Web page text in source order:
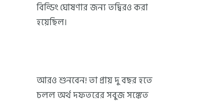
বিল্ডিং ঘোষণার জন্য তদ্বিরও করা
হয়েছিল।
আরও শুনবেন! তা প্রায় দু বছর হতে
চলল অর্থ দফতরের সবুজ সঙ্কেত